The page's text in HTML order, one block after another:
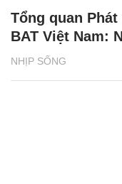
NHỊP SỐNG
Tổng quan
BAT Việt Nam: